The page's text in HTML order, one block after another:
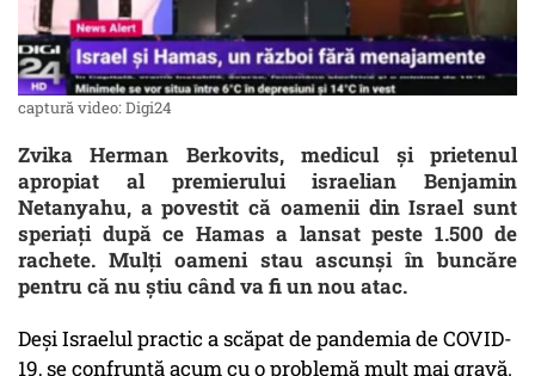
captură video: Digi24
Zvika Herman Berkovits, medicul şi prietenul
apropiat al premierului israelian Benjamin
Netanyahu, a povestit că oamenii din Israel sunt
speriați după ce Hamas a lansat peste 1.500 de
rachete. Mulți oameni stau ascunși în buncăre
pentru că nu știu când va fi un nou atac.
Deși Israelul practic a scăpat de pandemia de COVID-
19, se confruntă acum cu o problemă mult mai gravă.